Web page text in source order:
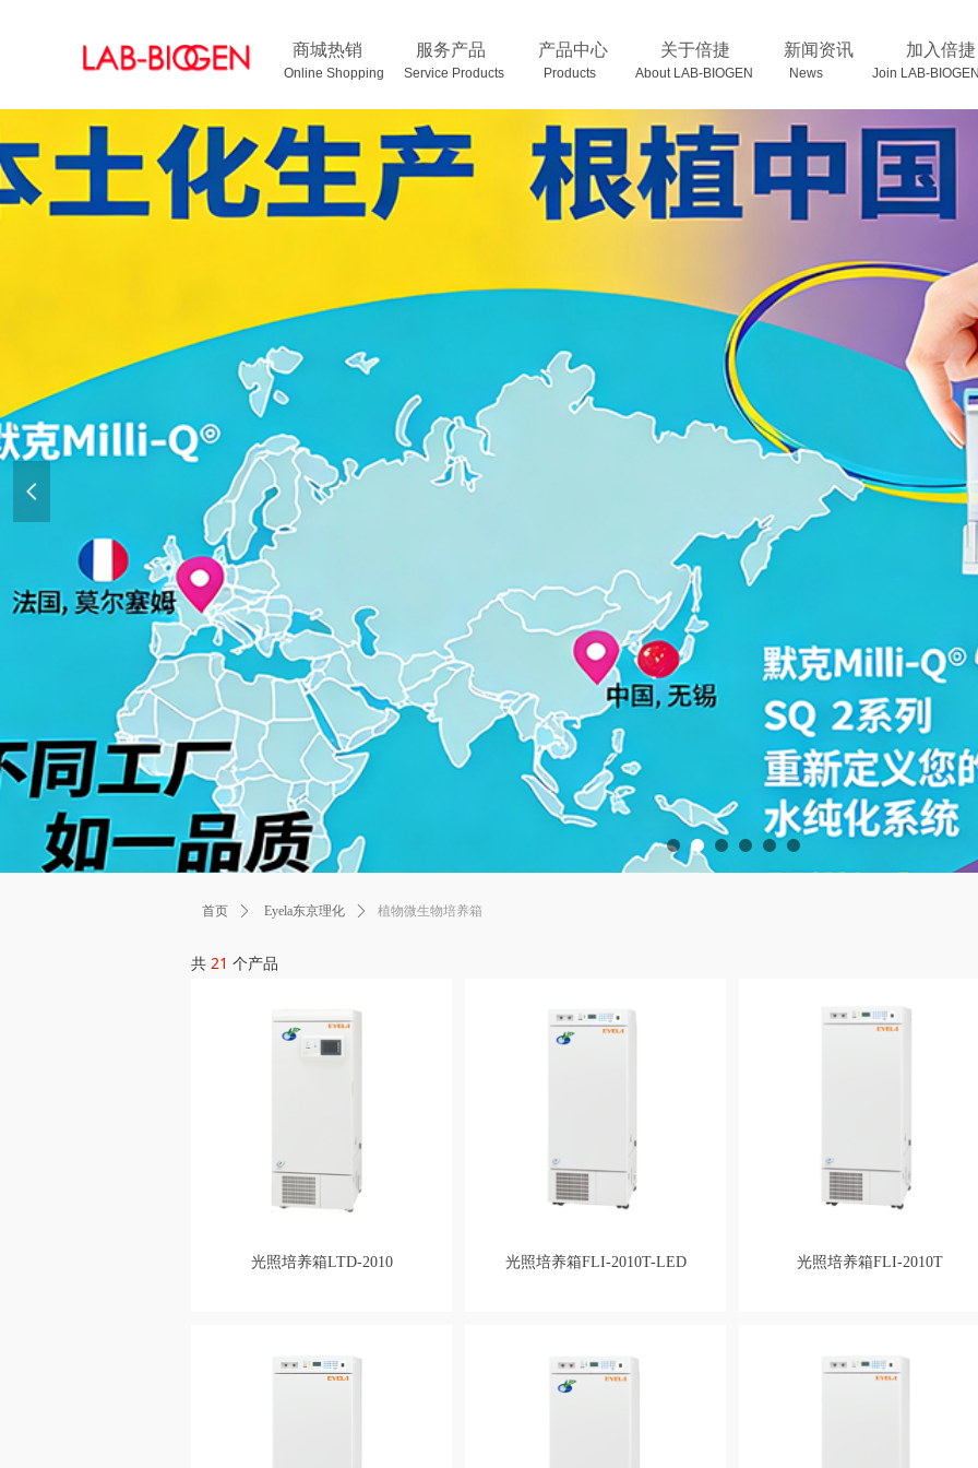
商城热销 服务产品 产品中心 关于倍捷 新闻资讯 加入倍捷
Online Shopping Service Products Products About LAB-BIOGEN News Join LAB-
넳
首页 ꄲ Eyela东京理化 ꄲ 植物微生物培养箱
共 21 个产品
光照培养箱LTD-2010 光照培养箱FLI-2010T-LED 光照培养箱FLI-2010T